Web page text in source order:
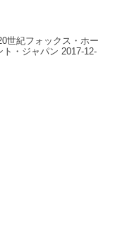
世紀フォックス・ホー
・ジャパン 2017-12-